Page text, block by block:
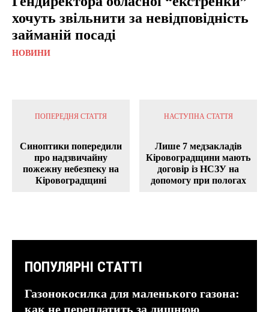
хочуть звільнити за невідповідність
займаній посаді
НОВИНИ
ПОПЕРЕДНЯ СТАТТЯ
Синоптики попередили
про надзвичайну
пожежну небезпеку на
Кіровоградщині
НАСТУПНА СТАТТЯ
Лише 7 медзакладів
Кіровоградщини мають
договір із НСЗУ на
допомогу при пологах
ПОПУЛЯРНІ СТАТТІ
Газонокосилка для маленького газона:
как не переплатить за лишнюю